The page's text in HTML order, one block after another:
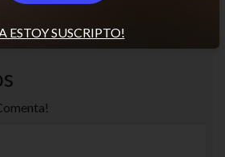
ESTOY SUSCRIPTO!